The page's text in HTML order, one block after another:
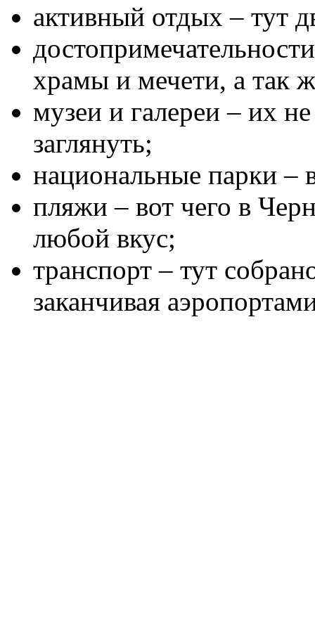
активный отдых – тут
храмы и мечети, а так
музеи и галереи – их
заглянуть;
национальные парки –
пляжи – вот чего в
любой вкус;
транспорт – тут
заканчивая